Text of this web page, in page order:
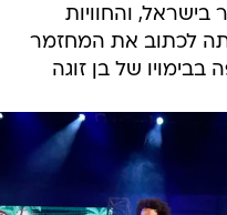
והחוויות
לכתוב את המחזמר
בבימויו של בן זוגה